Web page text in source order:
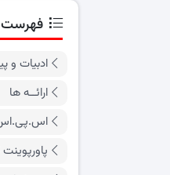
ادبیات و
ارائــه ها